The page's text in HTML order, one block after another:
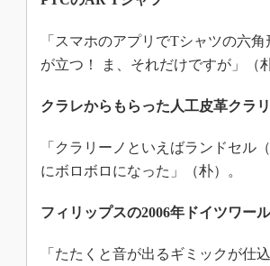
「スマホのアプリでTシャツの六
が立つ！ ま、それだけですが」（
クラレからもらった人工皮革クラ
「クラリーノといえばランドセル
にボロボロになった」（朴）。
フィリップスの2006年ドイツワー
「たたくと音が出るギミックが仕